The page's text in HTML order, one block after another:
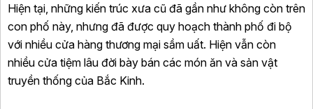
Hiện tại, những kiến trúc xưa cũ đã gần như không còn trên
con phố này, nhưng đã được quy hoạch thành phố đi bộ
với nhiều cửa hàng thương mại sầm uất. Hiện vẫn còn
nhiều cửa tiệm lâu đời bày bán các món ăn và sản vật
truyền thống của Bắc Kinh.